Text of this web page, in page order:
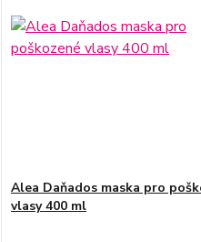
Alea Daňados maska pro
vlasy 400 ml